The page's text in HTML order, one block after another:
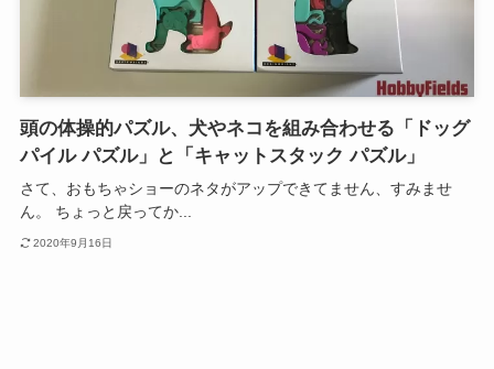
頭の体操的パズル、犬やネコを組み合わせる「ドッグ
パイル パズル」と「キャットスタック パズル」
さて、おもちゃショーのネタがアップできてません、すみませ
ん。 ちょっと戻ってか...
2020年9月16日